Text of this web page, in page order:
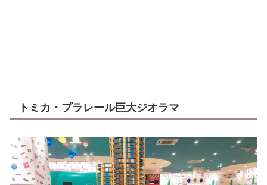
トミカ・プラレール巨大ジオラマ